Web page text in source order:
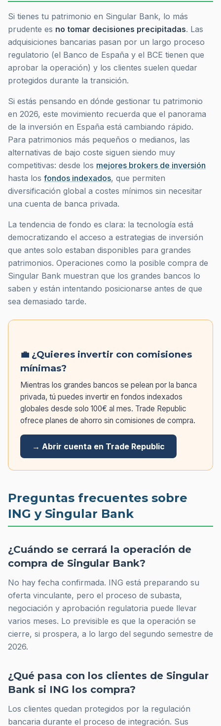
Si tienes tu patrimonio en Singular Bank, lo más
prudente es no tomar decisiones precipitadas. Las
adquisiciones bancarias pasan por un largo proceso
regulatorio (el Banco de España y el BCE tienen que
aprobar la operación) y los clientes suelen quedar
protegidos durante la transición.
Si estás pensando en dónde gestionar tu patrimonio
en 2026, este movimiento recuerda que el panorama
de la inversión en España está cambiando rápido.
Para patrimonios más pequeños o medianos, las
alternativas de bajo coste siguen siendo muy
competitivas: desde los mejores brokers de inversión
hasta los fondos indexados, que permiten
diversificación global a costes mínimos sin necesitar
una cuenta de banca privada.
La tendencia de fondo es clara: la tecnología está
democratizando el acceso a estrategias de inversión
que antes solo estaban disponibles para grandes
patrimonios. Operaciones como la posible compra de
Singular Bank muestran que los grandes bancos lo
saben y están intentando posicionarse antes de que
sea demasiado tarde.
💼 ¿Quieres invertir con comisiones
mínimas?
Mientras los grandes bancos se pelean por la banca
privada, tú puedes invertir en fondos indexados
globales desde solo 100€ al mes. Trade Republic
ofrece planes de ahorro sin comisiones de compra.
→ Abrir cuenta en Trade Republic
Preguntas frecuentes sobre
ING y Singular Bank
¿Cuándo se cerrará la operación de
compra de Singular Bank?
No hay fecha confirmada. ING está preparando su
oferta vinculante, pero el proceso de subasta,
negociación y aprobación regulatoria puede llevar
varios meses. Lo previsible es que la operación se
cierre, si prospera, a lo largo del segundo semestre de
2026.
¿Qué pasa con los clientes de Singular
Bank si ING los compra?
Los clientes quedan protegidos por la regulación
bancaria durante el proceso de integración. Sus